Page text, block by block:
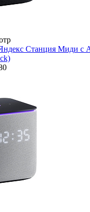
Станция Миди с